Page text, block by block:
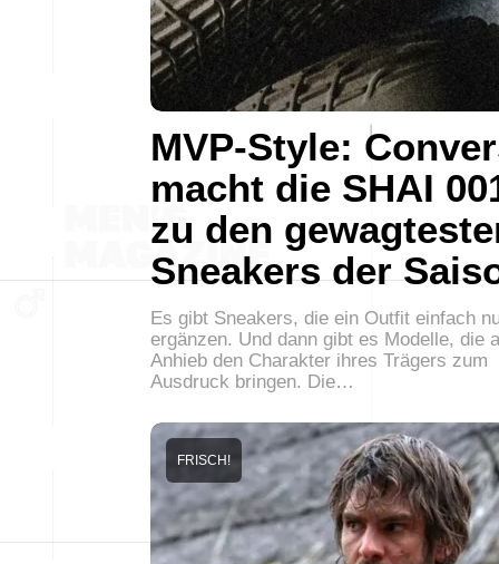
MVP-Style:
macht die SHAI
zu den
Sneakers der
Es gibt Sneakers, die ein Outfit einfach
ergänzen. Und dann gibt es Modelle, die
Anhieb den Charakter ihres Trägers zum
Ausdruck bringen. Die…
FRISCH!